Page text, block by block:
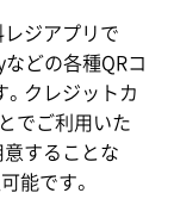
レジアプリで
などの各種QRコ
クレジットカ
でご利用いた
することな
能です。